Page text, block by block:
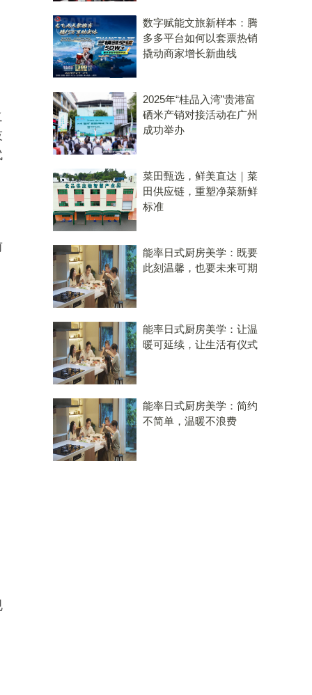
数字赋能文旅新样本：腾
多多平台如何以套票热销
撬动商家增长新曲线
2025年“桂品入湾”贵港富
硒米产销对接活动在广州
成功举办
菜田甄选，鲜美直达｜菜
田供应链，重塑净菜新鲜
标准
能率日式厨房美学：既要
此刻温馨，也要未来可期
能率日式厨房美学：让温
暖可延续，让生活有仪式
能率日式厨房美学：简约
不简单，温暖不浪费